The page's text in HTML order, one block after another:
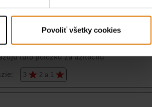
Povoliť všetky cookies